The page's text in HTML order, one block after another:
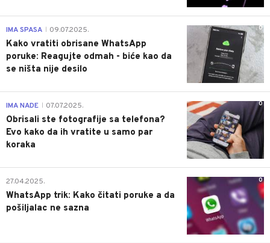
0
IMA SPASA 09.07.2025.
Kako vratiti obrisane WhatsApp
poruke: Reagujte odmah - biće kao da
se ništa nije desilo
0
IMA NADE 07.07.2025.
Obrisali ste fotografije sa telefona?
Evo kako da ih vratite u samo par
koraka
0
27.04.2025.
WhatsApp trik: Kako čitati poruke a da
pošiljalac ne sazna